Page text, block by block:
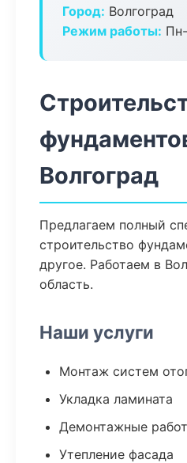
Город: Волгоград
Режим работы:
Волгоград
Предлагаем полный
строительство
другое. Работаем в
область.
Наши услуги
Монтаж систем
Укладка ламината
Демонтажные
Утепление фасада